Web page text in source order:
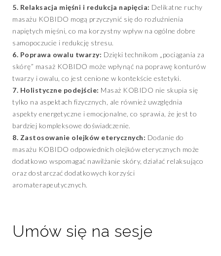
5. Relaksacja mięśni i redukcja napięcia: Delikatne ruchy
masażu KOBIDO mogą przyczynić się do rozluźnienia
napiętych mięśni, co ma korzystny wpływ na ogólne dobre
samopoczucie i redukcję stresu.
6. Poprawa owalu twarzy: Dzięki technikom „pociągania za
skórę” masaż KOBIDO może wpłynąć na poprawę konturów
twarzy i owalu, co jest cenione w kontekście estetyki.
7. Holistyczne podejście: Masaż KOBIDO nie skupia się
tylko na aspektach fizycznych, ale również uwzględnia
aspekty energetyczne i emocjonalne, co sprawia, że jest to
bardziej kompleksowe doświadczenie.
8. Zastosowanie olejków eterycznych: Dodanie do
masażu KOBIDO odpowiednich olejków eterycznych może
dodatkowo wspomagać nawilżanie skóry, działać relaksująco
oraz dostarczać dodatkowych korzyści
aromaterapeutycznych.
Umów się na sesje